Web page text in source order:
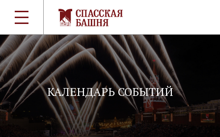
КАЛЕНДАРЬ СОБЫТИЙ